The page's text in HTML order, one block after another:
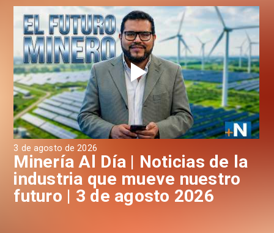
3 de agosto de 2026
Minería Al Día | Noticias de la
industria que mueve nuestro
futuro | 3 de agosto 2026